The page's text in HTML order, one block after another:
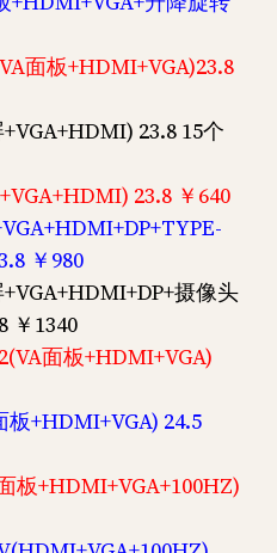
面板+HDMI+VGA)23.8
23.8 15个
23.8 ￥640
￥980
摄像头
￥1340
面板+HDMI+VGA)
+HDMI+VGA) 24.5
板+HDMI+VGA+100HZ)